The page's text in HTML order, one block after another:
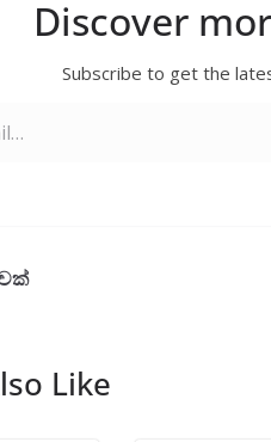
Discover
Subscribe to get the
Like